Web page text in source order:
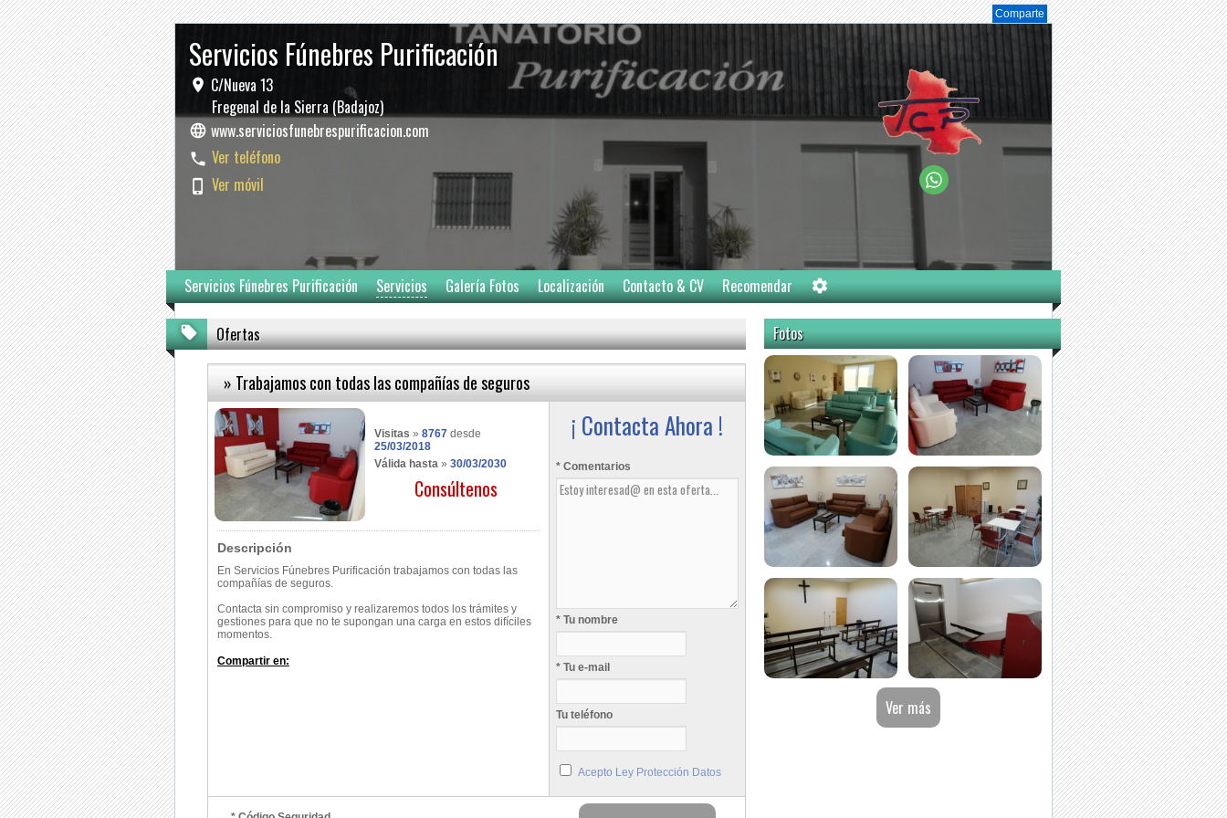
Comparte
Servicios Fúnebres Purificación
C/Nueva 13
Fregenal de la Sierra (Badajoz)
www.serviciosfunebrespurificacion.com
Ver teléfono
Ver móvil
Servicios Fúnebres Purificación Servicios Galería Fotos Localización Contacto & CV Recomendar
Ofertas
» Trabajamos con todas las compañías de seguros
Visitas » 8767 desde
25/03/2018
Válida hasta » 30/03/2030
Consúltenos
Descripción
En Servicios Fúnebres Purificación trabajamos con todas las
compañías de seguros.
Contacta sin compromiso y realizaremos todos los trámites y
gestiones para que no te supongan una carga en estos difíciles
momentos.
Compartir en:
¡ Contacta Ahora !
* Comentarios
* Tu nombre
* Tu e-mail
Tu teléfono
Acepto Ley Protección Datos
Fotos